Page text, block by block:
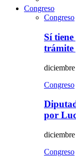
Congreso
Congreso
Sí
Congreso
por
Congreso